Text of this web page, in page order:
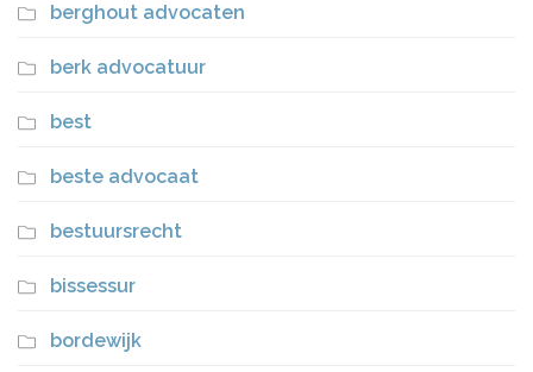
berghout advocaten
berk advocatuur
best
beste advocaat
bestuursrecht
bissessur
bordewijk